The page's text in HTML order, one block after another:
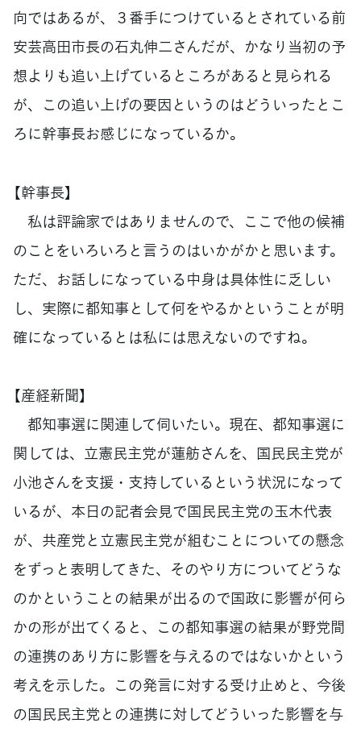
向ではあるが、３番手につけているとされている前
安芸高田市長の石丸伸二さんだが、かなり当初の予
想よりも追い上げているところがあると見られる
が、この追い上げの要因というのはどういったとこ
ろに幹事長お感じになっているか。
【幹事長】
私は評論家ではありませんので、ここで他の候補
のことをいろいろと言うのはいかがかと思います。
ただ、お話しになっている中身は具体性に乏しい
し、実際に都知事として何をやるかということが明
確になっているとは私には思えないのですね。
【産経新聞】
都知事選に関連して伺いたい。現在、都知事選に
関しては、立憲民主党が蓮舫さんを、国民民主党が
小池さんを支援・支持しているという状況になって
いるが、本日の記者会見で国民民主党の玉木代表
が、共産党と立憲民主党が組むことについての懸念
をずっと表明してきた、そのやり方についてどうな
のかということの結果が出るので国政に影響が何ら
かの形が出てくると、この都知事選の結果が野党間
の連携のあり方に影響を与えるのではないかという
考えを示した。この発言に対する受け止めと、今後
の国民民主党との連携に対してどういった影響を与